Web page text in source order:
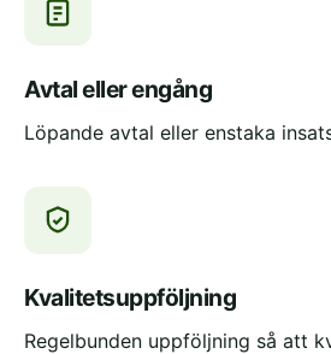
Avtal eller engång
Löpande avtal eller enstaka
Kvalitetsuppföljning
Regelbunden uppföljning så att